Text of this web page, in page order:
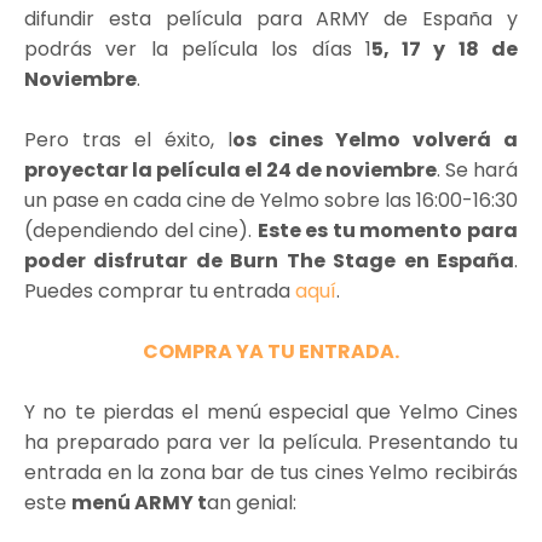
difundir esta película para ARMY de España y
podrás ver la película los días 15, 17 y 18 de
Noviembre.
Pero tras el éxito, los cines Yelmo volverá a
proyectar la película el 24 de noviembre. Se hará
un pase en cada cine de Yelmo sobre las 16:00-16:30
(dependiendo del cine). Este es tu momento para
poder disfrutar de Burn The Stage en España.
Puedes comprar tu entradaaquí.
COMPRA YA TU ENTRADA.
Y no te pierdas el menú especial que Yelmo Cines
ha preparado para ver la película. Presentando tu
entrada en la zona bar de tus cines Yelmo recibirás
este menú ARMY tan genial: